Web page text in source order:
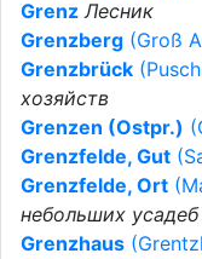
Grenz Лесник
Grenzberg (Groß
Grenzbrück
хозяйств
Grenzen (Ostpr.)
Grenzfelde, Gut
Grenzfelde, Ort
небольших усадеб
Grenzhaus